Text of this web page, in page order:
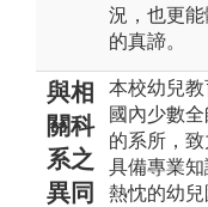
況，也更
的真諦。
與相
關科
系之
異同
本校幼兒
國內少數
的系所，
具備專業
熱忱的幼